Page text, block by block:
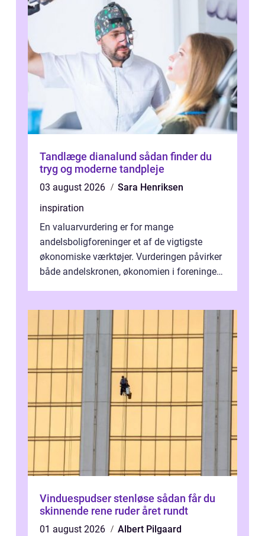
Tandlæge dianalund sådan finder du
tryg og moderne tandpleje
03 august 2026
Sara Henriksen
inspiration
En valuarvurdering er for mange
andelsboligforeninger et af de vigtigste
økonomiske værktøjer. Vurderingen påvirker
både andelskronen, økonomien i foreningen
Vinduespudser stenløse sådan får du
skinnende rene ruder året rundt
01 august 2026
Albert Pilgaard